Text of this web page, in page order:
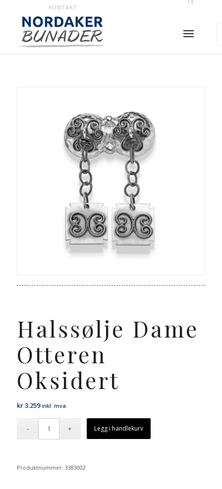
KONTAKT
Halssølje Dame
Otteren
Oksidert
kr3.259 inkl. mva.
Legg i handlekurv
Produktnummer: 3383002